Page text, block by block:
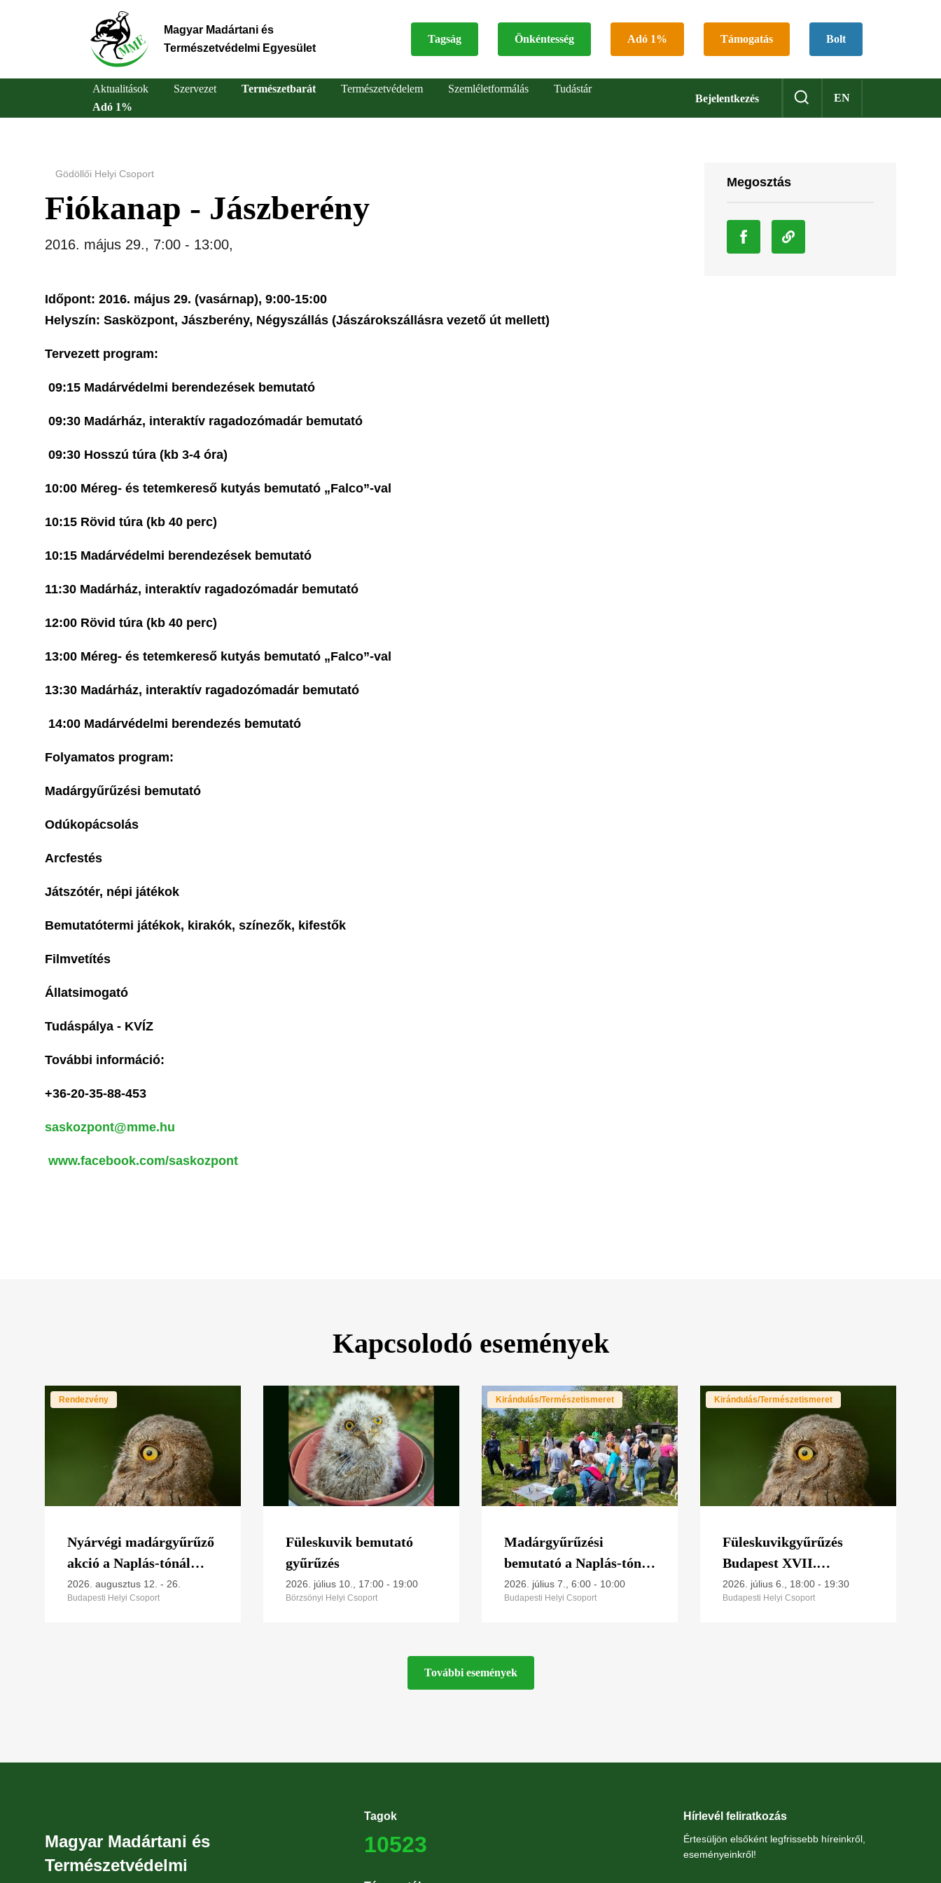
Magyar Madártani és
Természetvédelmi Egyesület
Top
Tagság Önkéntesség Adó 1% Támogatás Bolt
Bejelentkezés EN
Main
Aktualitások Szervezet Természetbarát Természetvédelem Szemléletformálás
Tudástár
Adó 1%
Gödöllői Helyi Csoport
Fiókanap - Jászberény
2016. május 29., 7:00 - 13:00,
Időpont: 2016. május 29. (vasárnap), 9:00-15:00
Helyszín: Sasközpont, Jászberény, Négyszállás (Jászárokszállásra vezető út mellett)
Tervezett program:
09:15 Madárvédelmi berendezések bemutató
09:30 Madárház, interaktív ragadozómadár bemutató
09:30 Hosszú túra (kb 3-4 óra)
10:00 Méreg- és tetemkereső kutyás bemutató „Falco”-val
10:15 Rövid túra (kb 40 perc)
10:15 Madárvédelmi berendezések bemutató
11:30 Madárház, interaktív ragadozómadár bemutató
12:00 Rövid túra (kb 40 perc)
13:00 Méreg- és tetemkereső kutyás bemutató „Falco”-val
13:30 Madárház, interaktív ragadozómadár bemutató
14:00 Madárvédelmi berendezés bemutató
Folyamatos program:
Madárgyűrűzési bemutató
Odúkopácsolás
Arcfestés
Játszótér, népi játékok
Bemutatótermi játékok, kirakók, színezők, kifestők
Filmvetítés
Állatsimogató
Tudáspálya - KVÍZ
További információ:
+36-20-35-88-453
saskozpont@mme.hu
www.facebook.com/saskozpont
Megosztás
Kapcsolodó események
Rendezvény
Nyárvégi madárgyűrűző
akció a Naplás-tónál
2026
2026. augusztus 12. - 26.
Budapesti Helyi Csoport
Füleskuvik bemutató
gyűrűzés
2026. július 10., 17:00 - 19:00
Börzsönyi Helyi Csoport
Kirándulás/Természetismeret
Madárgyűrűzési
bemutató a Naplás-tónál
(CES 9.)
2026. július 7., 6:00 - 10:00
Budapesti Helyi Csoport
Kirándulás/Természetismeret
Füleskuvikgyűrűzés
Budapest XVII.
kerületében
2026. július 6., 18:00 - 19:30
Budapesti Helyi Csoport
További események
Magyar Madártani és
Természetvédelmi
Tagok
10523
Hírlevél feliratkozás
Értesüljön elsőként legfrissebb híreinkről,
eseményeinkről!